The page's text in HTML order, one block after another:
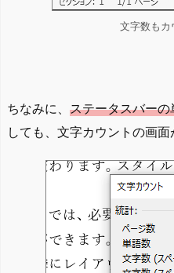
文字数もカ
ちなみに、 ステータスバー
しても、文字カウントの画面